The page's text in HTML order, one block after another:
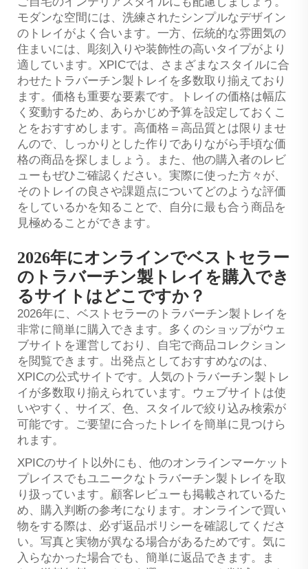
モダンな空間には、洗練されたシンプルなデザイン
のトレイがよく合います。一方、伝統的な雰囲気の
住まいには、彫刻入りや装飾性の高いタイプがより
適しています。XPICでは、さまざまなスタイルに合
わせたトラバーチン製トレイを多数取り揃えており
ます。価格も重要な要素です。トレイの価格は幅広
く変動するため、あらかじめ予算を設定しておくこ
とをおすすめします。高価格＝高品質とは限りませ
んので、しっかりとした作りでありながら手頃な価
格の商品を探しましょう。また、他の購入者のレビ
ューもぜひご確認ください。実際に使った方々が、
そのトレイの良さや課題点についてどのような評価
をしているかを知ることで、自分に最も合う商品を
見極めることができます。
2026年にオンラインでベストセラー
のトラバーチン製トレイを購入でき
るサイトはどこですか？
2026年に、ベストセラーのトラバーチン製トレイを
非常に簡単に購入できます。多くのショップがウェ
ブサイトを運営しており、自宅で商品コレクション
を閲覧できます。出発点としておすすめなのは、
XPICの公式サイトです。人気のトラバーチン製トレ
イが多数取り揃えられています。ウェブサイトは使
いやすく、サイズ、色、スタイルで絞り込み検索が
可能です。ご要望に合ったトレイを簡単に見つけら
れます。
XPICのサイト以外にも、他のオンラインマーケット
プレイスでもユニークなトラバーチン製トレイを取
り扱っています。顧客レビューも掲載されているた
め、購入判断の参考になります。オンラインで買い
物をする際は、必ず返品ポリシーを確認してくださ
い。写真と実物が異なる場合があるためです。気に
入らなかった場合でも、簡単に返品できます。ま